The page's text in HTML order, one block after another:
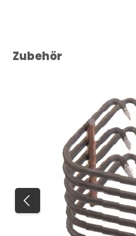
Produktgalerie überspringen
Zubehör